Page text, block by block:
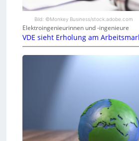
Bild: ©Monkey Business/stock.adobe.com
Elektroingenieurinnen und -ingenieure
VDE sieht Erholung am